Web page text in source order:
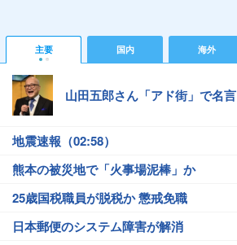
主要 国内 海外
山田五郎さん「アド街」で名言
地震速報（02:58）
熊本の被災地で「火事場泥棒」か
25歳国税職員が脱税か 懲戒免職
日本郵便のシステム障害が解消